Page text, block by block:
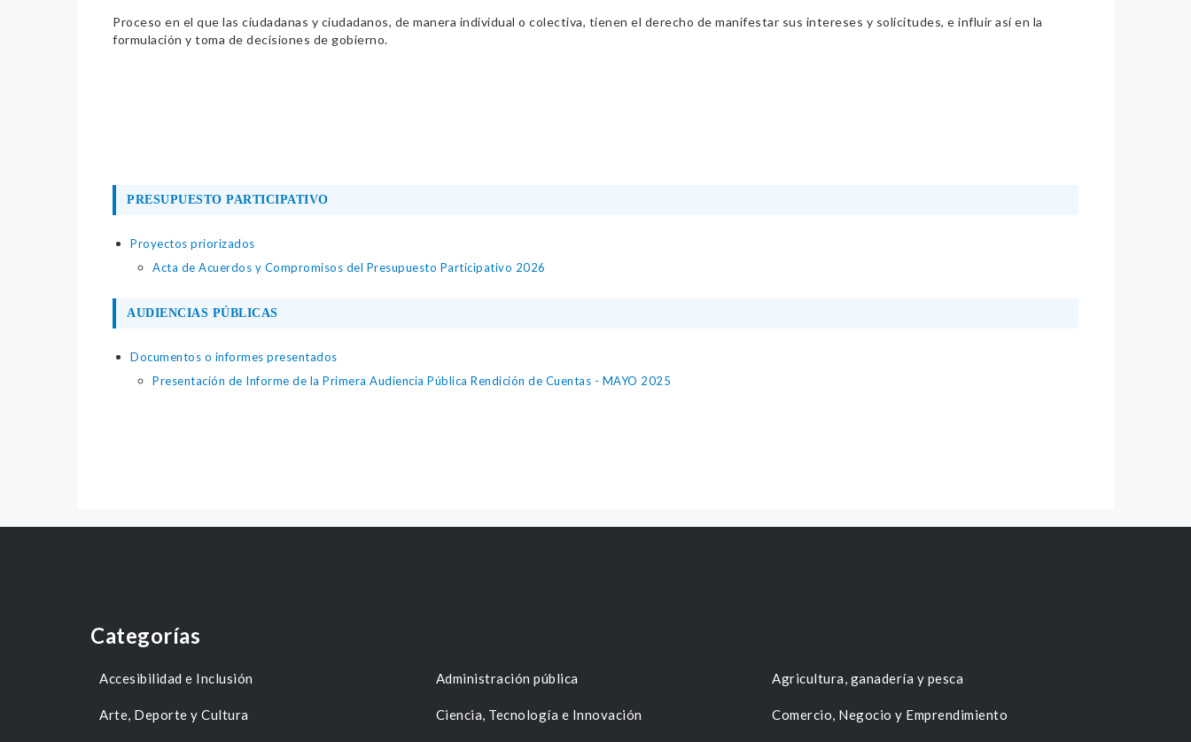
Proceso en el que las ciudadanas y ciudadanos, de manera individual o colectiva, tienen el derecho de manifestar sus intereses y solicitudes, e influir así en la
formulación y toma de decisiones de gobierno.
PRESUPUESTO PARTICIPATIVO
Proyectos priorizados
Acta de Acuerdos y Compromisos del Presupuesto Participativo 2026
AUDIENCIAS PÚBLICAS
Documentos o informes presentados
Presentación de Informe de la Primera Audiencia Pública Rendición de Cuentas - MAYO 2025
Categorías
Accesibilidad e Inclusión Administración pública Agricultura, ganadería y pesca
Arte, Deporte y Cultura Ciencia, Tecnología e Innovación Comercio, Negocio y Emprendimiento